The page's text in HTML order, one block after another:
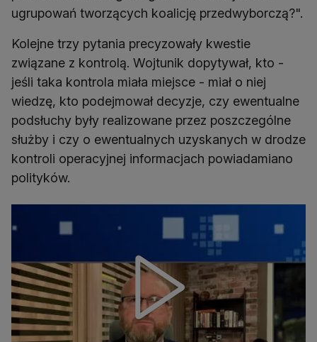
ugrupowań tworzących koalicję przedwyborczą?".
Kolejne trzy pytania precyzowały kwestie
związane z kontrolą. Wojtunik dopytywał, kto -
jeśli taka kontrola miała miejsce - miał o niej
wiedzę, kto podejmował decyzje, czy ewentualne
podsłuchy były realizowane przez poszczególne
służby i czy o ewentualnych uzyskanych w drodze
kontroli operacyjnej informacjach powiadamiano
polityków.